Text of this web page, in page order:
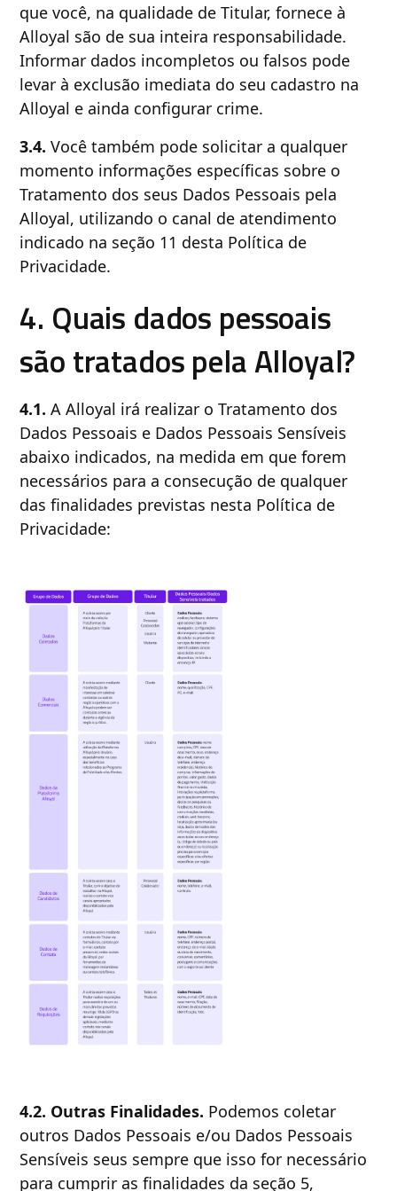
que você, na qualidade de Titular, fornece à
Alloyal são de sua inteira responsabilidade.
Informar dados incompletos ou falsos pode
levar à exclusão imediata do seu cadastro na
Alloyal e ainda configurar crime.
3.4.Você também pode solicitar a qualquer
momento informações específicas sobre o
Tratamento dos seus Dados Pessoais pela
Alloyal, utilizando o canal de atendimento
indicado na seção 11 desta Política de
Privacidade.
4. Quais dados pessoais
são tratados pela Alloyal?
4.1.A Alloyal irá realizar o Tratamento dos
Dados Pessoais e Dados Pessoais Sensíveis
abaixo indicados, na medida em que forem
necessários para a consecução de qualquer
das finalidades previstas nesta Política de
Privacidade:
4.2. Outras Finalidades. Podemos coletar
outros Dados Pessoais e/ou Dados Pessoais
Sensíveis seus sempre que isso for necessário
para cumprir as finalidades da seção 5,